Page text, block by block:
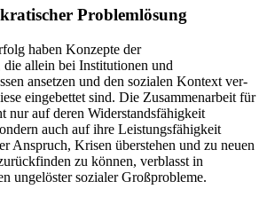
Problemlösung
haben Konzepte der
allein bei Institutionen und
ansetzen und den sozialen Kontext ver­
eingebettet sind. Die Zusammenarbeit für
nur auf deren Widerstands­fähigkeit
auch auf ihre Leistungsfähigkeit
Anspruch, Krisen überstehen und zu neuen
zu kön­nen, verblasst in
ungelöster sozialer Groß­probleme.